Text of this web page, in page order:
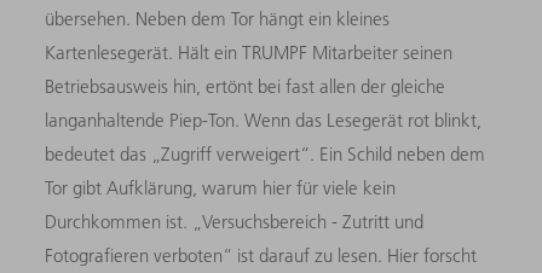
übersehen. Neben dem Tor hängt ein kleines
Kartenlesegerät. Hält ein TRUMPF Mitarbeiter seinen
Betriebsausweis hin, ertönt bei fast allen der gleiche
langanhaltende Piep-Ton. Wenn das Lesegerät rot blinkt,
bedeutet das „Zugriff verweigert“. Ein Schild neben dem
Tor gibt Aufklärung, warum hier für viele kein
Durchkommen ist. „Versuchsbereich - Zutritt und
Fotografieren verboten“ ist darauf zu lesen. Hier forscht